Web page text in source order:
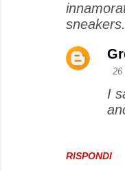
RISPONDI
26
I